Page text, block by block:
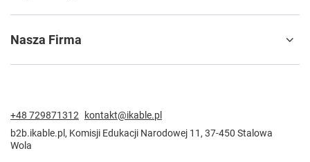
Nasza Firma
+48 729871312
kontakt@ikable.pl
b2b.ikable.pl , Komisji Edukacji Narodowej 11 , 37-450 Stalowa
Wola